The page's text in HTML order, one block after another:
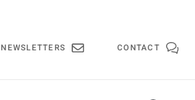
NEWSLETTERS CONTACT